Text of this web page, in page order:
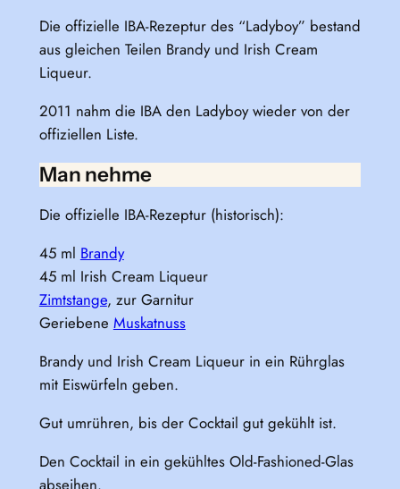
Die offizielle IBA-Rezeptur des “Ladyboy” bestand
aus gleichen Teilen Brandy und Irish Cream
Liqueur.
2011 nahm die IBA den Ladyboy wieder von der
offiziellen Liste.
Man nehme
Die offizielle IBA-Rezeptur (historisch):
45 ml Brandy
45 ml Irish Cream Liqueur
Zimtstange, zur Garnitur
Geriebene Muskatnuss
Brandy und Irish Cream Liqueur in ein Rührglas
mit Eiswürfeln geben.
Gut umrühren, bis der Cocktail gut gekühlt ist.
Den Cocktail in ein gekühltes Old-Fashioned-Glas
abseihen.